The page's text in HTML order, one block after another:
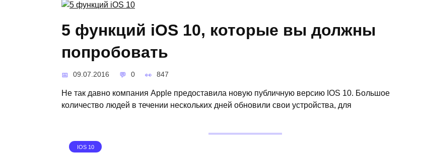
5 функций iOS 10, которые вы должны
попробовать
09.07.2016 0 847
Не так давно компания Apple предоставила новую публичную версию IOS 10. Большое
количество людей в течении нескольких дней обновили свои устройства, для
IOS 10